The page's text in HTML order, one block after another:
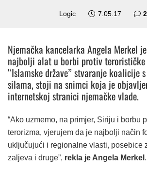
Logic 7.05.17
Njemačka kancelarka Angela Merkel
najbolji alat u borbi protiv
“Islamske države” stvaranje koalicije
silama, stoji na snimci koja je
internetskoj stranici njemačke vlade.
“Ako uzmemo, na primjer, Siriju i borbu
terorizma, vjerujem da je najbolji način
uključujući i regionalne vlasti, posebice
zaljeva i druge”, rekla je Angela Merkel .